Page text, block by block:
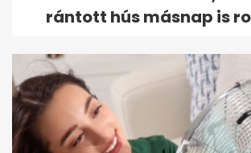
rántott hús másnap is